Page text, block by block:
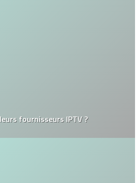
fournisseurs IPTV ?